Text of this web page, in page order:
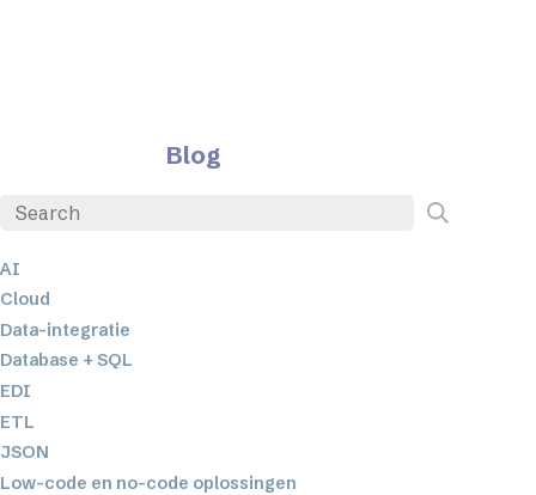
Blog
AI
Cloud
Data-integratie
Database + SQL
EDI
ETL
JSON
Low-code en no-code oplossingen